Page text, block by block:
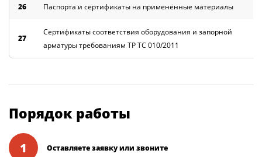
26 Паспорта и сертификаты на применённые материалы
27
Сертификаты соответствия оборудования и запорной
арматуры требованиям ТР ТС 010/2011
Порядок работы
1 Оставляете заявку или звоните